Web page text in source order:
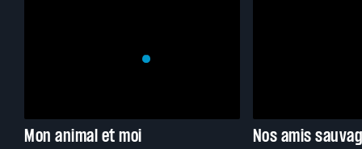
Mon animal et moi Nos amis